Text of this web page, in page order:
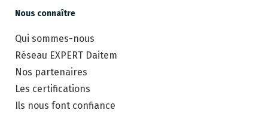
Nous connaître
Qui sommes-nous
Réseau EXPERT Daitem
Nos partenaires
Les certifications
Ils nous font confiance